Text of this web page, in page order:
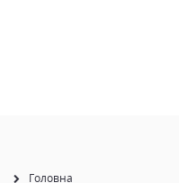
Головна